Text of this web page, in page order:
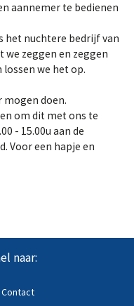
aannemer te bedienen
het nuchtere bedrijf van
we zeggen en zeggen
lossen we het op.
mogen doen.
om dit met ons te
- 15.00u aan de
Voor een hapje en
naar:
Contact